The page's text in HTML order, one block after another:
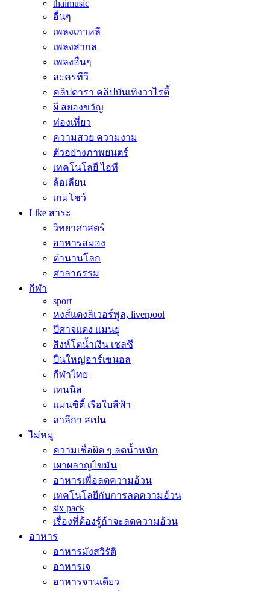
thaimusic
อื่นๆ
เพลงเกาหลี
เพลงสากล
เพลงอื่นๆ
ละครทีวี
คลิปดารา คลิปบันเทิงวาไรตี้
ผี สยองขวัญ
ท่องเที่ยว
ความสวย ความงาม
ตัวอย่างภาพยนตร์
เทคโนโลยี ไอที
ล้อเลียน
เกมโชว์
Like สาระ
วิทยาศาสตร์
อาหารสมอง
ตำนานโลก
ศาลาธรรม
กีฬา
sport
หงส์แดงลิเวอร์พูล, liverpool
ปีศาจแดง แมนยู
สิงห์โตน้ำเงิน เชลซี
ปืนใหญ่อาร์เซนอล
กีฬาไทย
เทนนิส
แมนซิตี้ เรือใบสีฟ้า
ลาลีกา สเปน
ไม่หมู
ความเชื่อผิด ๆ ลดน้ำหนัก
เผาผลาญไขมัน
อาหารเพื่อลดความอ้วน
เทคโนโลยีกับการลดความอ้วน
six pack
เรื่องที่ต้องรู้ถ้าจะลดความอ้วน
อาหาร
อาหารมังสวิรัติ
อาหารเจ
อาหารจานเดียว